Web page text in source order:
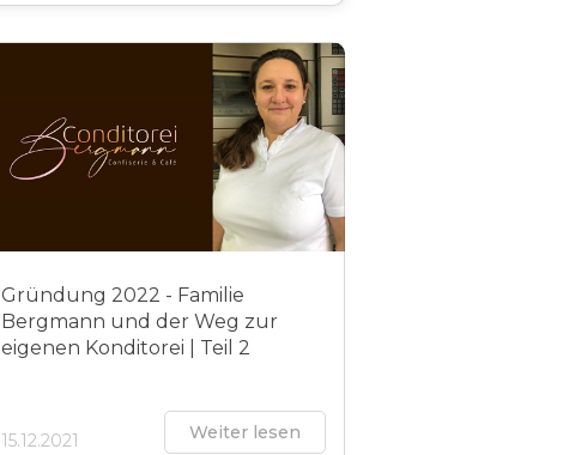
Gründung 2022 - Familie
Bergmann und der Weg zur
eigenen Konditorei | Teil 2
15.12.2021 Weiter lesen